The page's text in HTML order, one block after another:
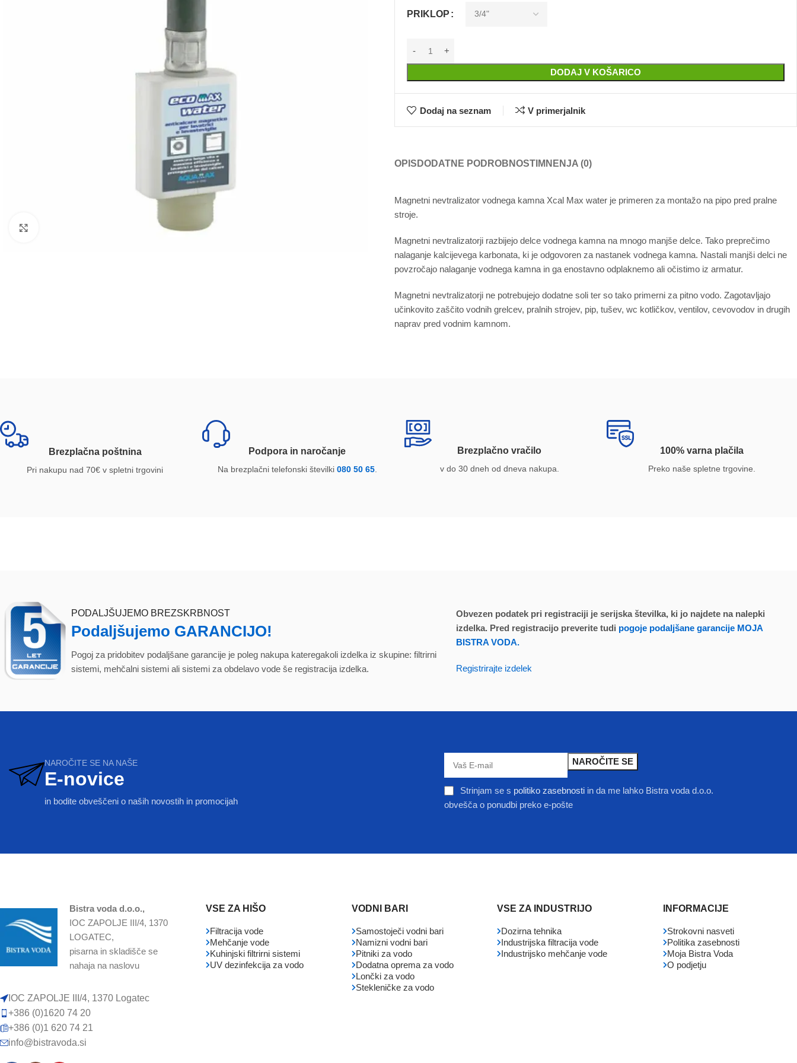
PRIKLOP
DODAJ V KOŠARICO
Dodaj na seznam V primerjalnik
OPIS DODATNE PODROBNOSTI MNENJA (0)
Magnetni nevtralizator vodnega kamna Xcal Max water je primeren za montažo na pipo pred pralne
stroje.
Magnetni nevtralizatorji razbijejo delce vodnega kamna na mnogo manjše delce. Tako preprečimo
nalaganje kalcijevega karbonata, ki je odgovoren za nastanek vodnega kamna. Nastali manjši delci ne
povzročajo nalaganje vodnega kamna in ga enostavno odplaknemo ali očistimo iz armatur.
Magnetni nevtralizatorji ne potrebujejo dodatne soli ter so tako primerni za pitno vodo. Zagotavljajo
učinkovito zaščito vodnih grelcev, pralnih strojev, pip, tušev, wc kotličkov, ventilov, cevovodov in drugih
naprav pred vodnim kamnom.
Brezplačna poštnina
Pri nakupu nad 70€ v spletni trgovini
Podpora in naročanje
Na brezplačni telefonski številki 080 50 65.
Brezplačno vračilo
v do 30 dneh od dneva nakupa.
100% varna plačila
Preko naše spletne trgovine.
PODALJŠUJEMO BREZSKRBNOST
Podaljšujemo GARANCIJO!
Pogoj za pridobitev podaljšane garancije je poleg nakupa kateregakoli izdelka iz skupine: filtrirni
sistemi, mehčalni sistemi ali sistemi za obdelavo vode še registracija izdelka.
Obvezen podatek pri registraciji je serijska številka, ki jo najdete na nalepki
izdelka. Pred registracijo preverite tudi pogoje podaljšane garancije MOJA
BISTRA VODA.
Registrirajte izdelek
NAROČITE SE NA NAŠE
E-novice
in bodite obveščeni o naših novostih in promocijah
Strinjam se s politiko zasebnosti in da me lahko Bistra voda d.o.o.
obvešča o ponudbi preko e-pošte
Bistra voda d.o.o.,
IOC ZAPOLJE III/4, 1370
LOGATEC,
pisarna in skladišče se
nahaja na naslovu
IOC ZAPOLJE III/4, 1370 Logatec
+386 (0)1620 74 20
+386 (0)1 620 74 21
info@bistravoda.si
VSE ZA HIŠO
Filtracija vode
Mehčanje vode
Kuhinjski filtrirni sistemi
UV dezinfekcija za vodo
VODNI BARI
Samostoječi vodni bari
Namizni vodni bari
Pitniki za vodo
Dodatna oprema za vodo
Lončki za vodo
Stekleničke za vodo
VSE ZA INDUSTRIJO
Dozirna tehnika
Industrijska filtracija vode
Industrijsko mehčanje vode
INFORMACIJE
Strokovni nasveti
Politika zasebnosti
Moja Bistra Voda
O podjetju